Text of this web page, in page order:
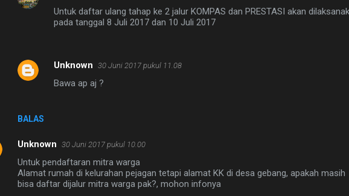
BALAS
Untuk daftar ulang tahap ke 2 jalur KOMPAS dan PRESTASI akan
pada tanggal 8 Juli 2017 dan 10 Juli 2017
Unknown 30 Juni 2017 pukul 11.08
Bawa ap aj ?
Unknown 30 Juni 2017 pukul 10.00
Untuk pendaftaran mitra warga
Alamat rumah di kelurahan pejagan tetapi alamat KK di desa gebang, apakah masih
bisa daftar dijalur mitra warga pak?, mohon infonya